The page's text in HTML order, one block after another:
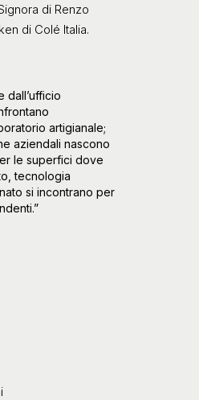
di Renzo
di Colé Italia.
dall’ufficio
artigianale;
aziendali nascono
le superfici dove
tecnologia
si incontrano per